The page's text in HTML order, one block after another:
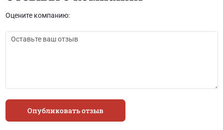
Оцените компанию:
Опубликовать отзыв